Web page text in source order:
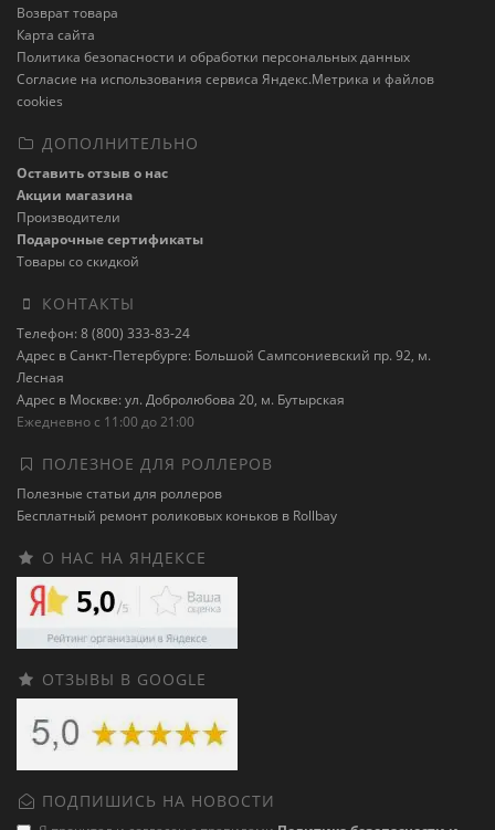
Возврат товара
Карта сайта
Политика безопасности и обработки персональных данных
Cогласие на использования сервиса Яндекс.Метрика и файлов
cookies
ДОПОЛНИТЕЛЬНО
Оставить отзыв о нас
Акции магазина
Производители
Подарочные сертификаты
Товары со скидкой
КОНТАКТЫ
Телефон: 8 (800) 333-83-24
Адрес в Санкт-Петербурге: Большой Сампсониевский пр. 92, м.
Лесная
Адрес в Москве: ул. Добролюбова 20, м. Бутырская
Ежедневно с 11:00 до 21:00
ПОЛЕЗНОЕ ДЛЯ РОЛЛЕРОВ
Полезные статьи для роллеров
Бесплатный ремонт роликовых коньков в Rollbay
О НАС НА ЯНДЕКСЕ
ОТЗЫВЫ В GOOGLE
ПОДПИШИСЬ НА НОВОСТИ